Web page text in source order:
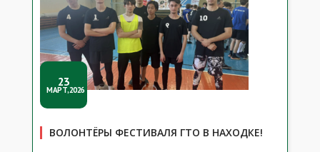
23
МАРТ,2026
ВОЛОНТЁРЫ ФЕСТИВАЛЯ ГТО В НАХОДКЕ!